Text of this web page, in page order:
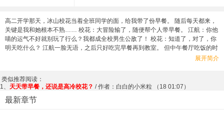
高二开学那天，冰山校花当着全班同学的面，给我带了份早餐。 随后每天都来，
关键是我和她根本不熟…… 校花：大冒险输了，随便帮个人带早餐。 江航：你他
喵的运气不好就别玩了行么？我都成全校男生公敌了！ 校花：知道了，对了，你
明天吃什么？ 江航一脸无语，之后只好吃完早餐再到教室。 但中午餐厅吃饭的时
候，校花又理所当然地坐在了他的身边。 校花：不好意思，大冒险又输了！ 在足
不用说，大冒险又输了吧…… 这种日子持续了一年。 直到有一天，江航忽然反应
过来：等等，你该不会是天天和我一起玩王者的小包子吧？ PS:书友群
展开简介
类似推荐阅读：
1、 天天带早餐，还说是高冷校花？ / 作者：白白的小米粒 （18 01:07）
最新章节